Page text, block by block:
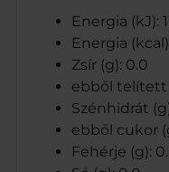
Energia (kJ):
Energia
Zsír (g): 0.0
ebből telített
Szénhidrát
ebből cukor
Fehérje (g):